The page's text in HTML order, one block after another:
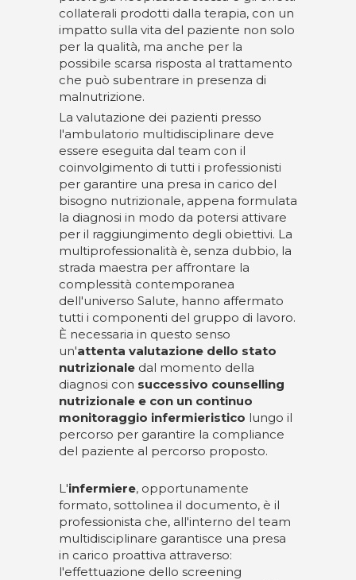
collaterali prodotti dalla terapia, con un
impatto sulla vita del paziente non solo
per la qualità, ma anche per la
possibile scarsa risposta al trattamento
che può subentrare in presenza di
malnutrizione.
La valutazione dei pazienti presso
l'ambulatorio multidisciplinare deve
essere eseguita dal team con il
coinvolgimento di tutti i professionisti
per garantire una presa in carico del
bisogno nutrizionale, appena formulata
la diagnosi in modo da potersi attivare
per il raggiungimento degli obiettivi. La
multiprofessionalità è, senza dubbio, la
strada maestra per affrontare la
complessità contemporanea
dell'universo Salute, hanno affermato
tutti i componenti del gruppo di lavoro.
È necessaria in questo senso
un'attenta valutazione dello stato
nutrizionale dal momento della
diagnosi con successivo counselling
nutrizionale e con un continuo
monitoraggio infermieristico lungo il
percorso per garantire la compliance
del paziente al percorso proposto.
L'infermiere, opportunamente
formato, sottolinea il documento, è il
professionista che, all'interno del team
multidisciplinare garantisce una presa
in carico proattiva attraverso:
l'effettuazione dello screening